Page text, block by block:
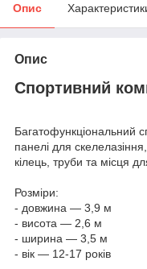
Опис
Опис
Спортивний
Багатофункціональний
панелі для
кілець, труби та місця
Розміри:
- довжина — 3,9 м
- висота — 2,6 м
- ширина — 3,5 м
- вік — 12-17 років